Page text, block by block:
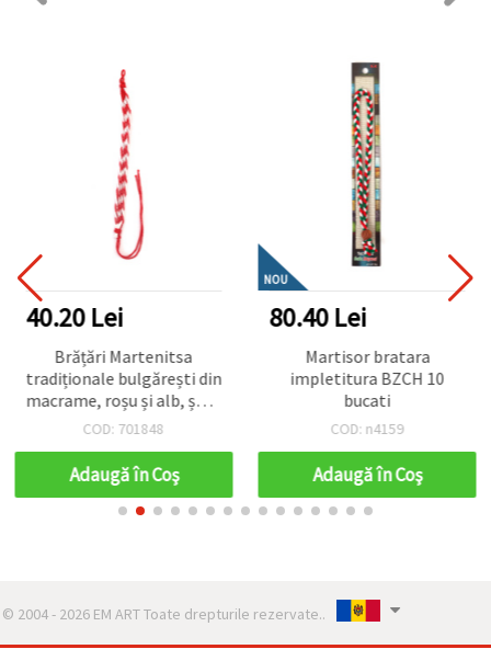
40.20 Lei
Brățări Martenitsa
tradiționale bulgărești din
macrame, roșu și alb, șnur
din bumbac 100%,
8 inci), set de 10 brățări
ale prieteniei pentru Baba
Marta
COD: 701848
Adaugă în Coş
NOU
80.40 Lei
Martisor bratara
impletitura BZCH 10
bucati
COD: n4159
Adaugă în Coş
© 2004 - 2026 EM ART Toate drepturile rezervate..